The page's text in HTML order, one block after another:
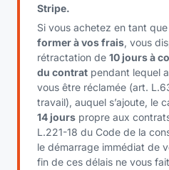
Stripe.
Si vous achetez en tant que
former à vos frais, vous
rétractation de 10 jours à
du contrat pendant lequel
vous être réclamée (art.
travail), auquel s’ajoute, le
14 jours propre aux
L.221-18 du Code de la
le démarrage immédiat de
fin de ces délais ne vous